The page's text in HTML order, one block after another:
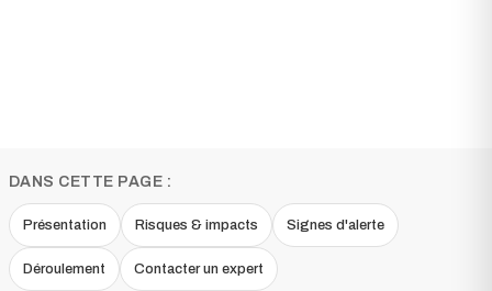
DANS CETTE PAGE :
Présentation Risques & impacts Signes d'alerte
Déroulement Contacter un expert